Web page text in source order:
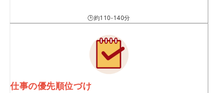
🕒約110-140分
仕事の優先順位づけ